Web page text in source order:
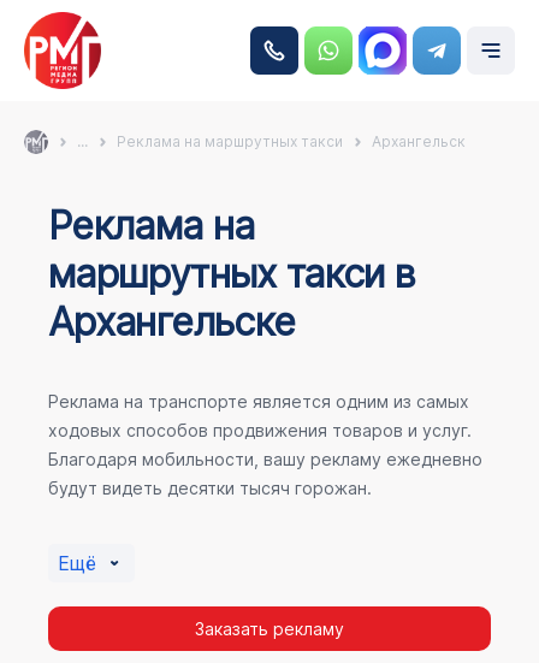
... Реклама на маршрутных такси Архангельск
Реклама на
маршрутных такси в
Архангельске
Реклама на транспорте является одним из самых
ходовых способов продвижения товаров и услуг.
Благодаря мобильности, вашу рекламу ежедневно
будут видеть десятки тысяч горожан.
Ещё
Заказать рекламу